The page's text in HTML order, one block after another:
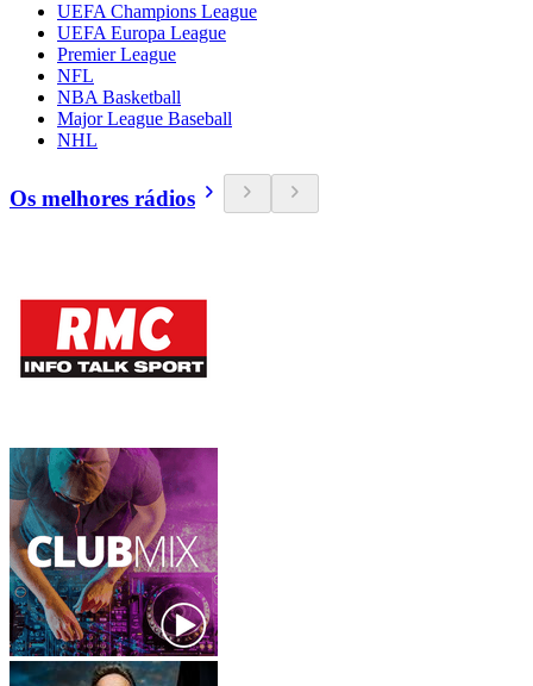
UEFA Champions League
UEFA Europa League
Premier League
NFL
NBA Basketball
Major League Baseball
NHL
Os melhores rádios